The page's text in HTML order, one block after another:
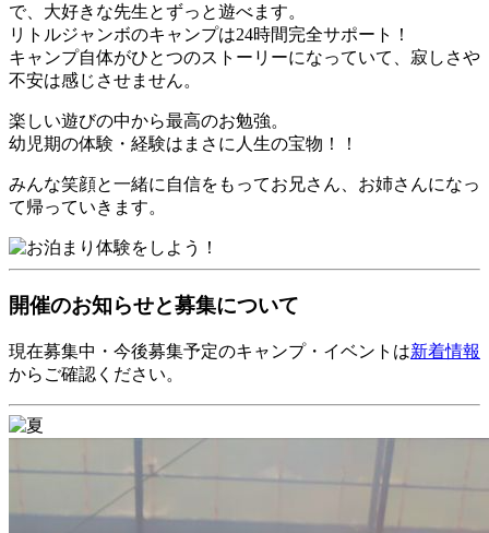
で、大好きな先生とずっと遊べます。
リトルジャンボのキャンプは24時間完全サポート！
キャンプ自体がひとつのストーリーになっていて、寂しさや
不安は感じさせません。
楽しい遊びの中から最高のお勉強。
幼児期の体験・経験はまさに人生の宝物！！
みんな笑顔と一緒に自信をもってお兄さん、お姉さんになっ
て帰っていきます。
開催のお知らせと募集について
現在募集中・今後募集予定のキャンプ・イベントは新着情報
からご確認ください。